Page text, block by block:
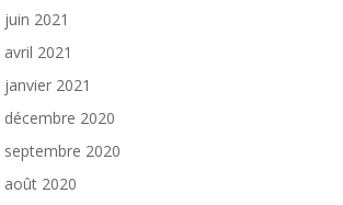
juin 2021
avril 2021
janvier 2021
décembre 2020
septembre 2020
août 2020